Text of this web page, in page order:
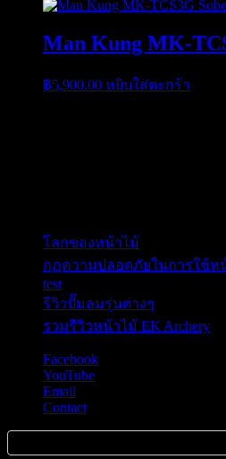
Man Kung MK-
฿5,900.00 หยิบใส่ตะกร้า
โลกของหน้าไม้
กฏความปลอดภัยในการใช้ห
test
รีวิวปั๊มลมรุ่นต่างๆ
รวมรีวิวหน้าไม้ EK Archery
Facebook
YouTube
Email
Contact